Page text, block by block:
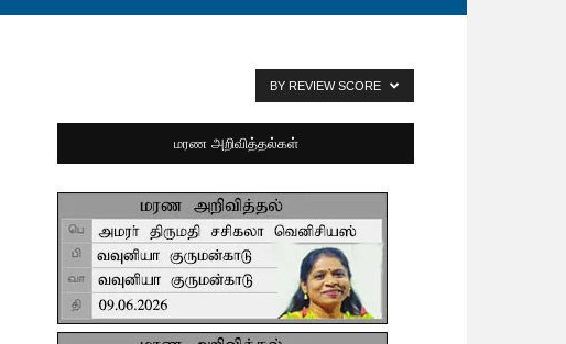
BY REVIEW SCORE
மரண அறிவித்தல்கள்